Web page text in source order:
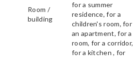
Room /
building
for a summer
residence, for a
children's room, for
an apartment, for a
room, for a corridor,
for a kitchen , for